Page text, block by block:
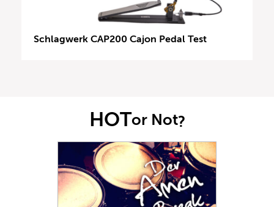
Schlagwerk CAP200 Cajon Pedal Test
HOTor Not?